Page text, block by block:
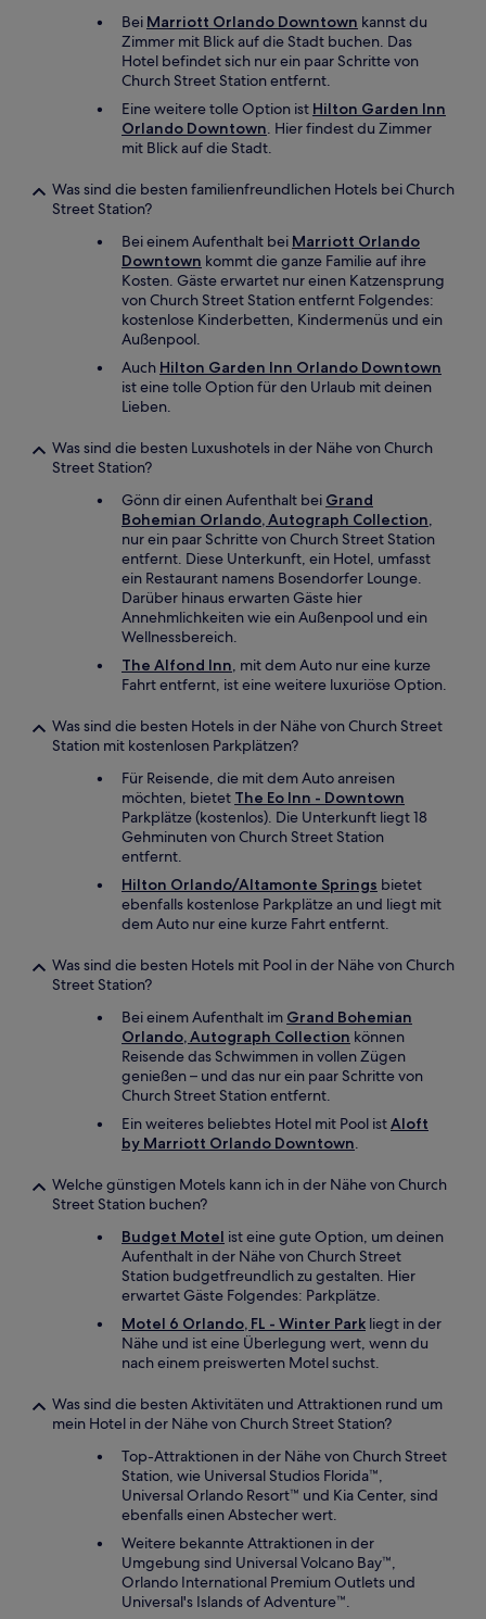
Bei Marriott Orlando Downtown kannst du
Zimmer mit Blick auf die Stadt buchen. Das
Hotel befindet sich nur ein paar Schritte von
Church Street Station entfernt.
Eine weitere tolle Option ist Hilton Garden Inn
Orlando Downtown. Hier findest du Zimmer
mit Blick auf die Stadt.
Was sind die besten familienfreundlichen Hotels bei Church
Street Station?
Bei einem Aufenthalt bei Marriott Orlando
Downtown kommt die ganze Familie auf ihre
Kosten. Gäste erwartet nur einen Katzensprung
von Church Street Station entfernt Folgendes:
kostenlose Kinderbetten, Kindermenüs und ein
Außenpool.
Auch Hilton Garden Inn Orlando Downtown
ist eine tolle Option für den Urlaub mit deinen
Lieben.
Was sind die besten Luxushotels in der Nähe von Church
Street Station?
Gönn dir einen Aufenthalt bei Grand
Bohemian Orlando, Autograph Collection,
nur ein paar Schritte von Church Street Station
entfernt. Diese Unterkunft, ein Hotel, umfasst
ein Restaurant namens Bosendorfer Lounge.
Darüber hinaus erwarten Gäste hier
Annehmlichkeiten wie ein Außenpool und ein
Wellnessbereich.
The Alfond Inn, mit dem Auto nur eine kurze
Fahrt entfernt, ist eine weitere luxuriöse Option.
Was sind die besten Hotels in der Nähe von Church Street
Station mit kostenlosen Parkplätzen?
Für Reisende, die mit dem Auto anreisen
möchten, bietet The Eo Inn - Downtown
Parkplätze (kostenlos). Die Unterkunft liegt 18
Gehminuten von Church Street Station
entfernt.
Hilton Orlando/Altamonte Springs bietet
ebenfalls kostenlose Parkplätze an und liegt mit
dem Auto nur eine kurze Fahrt entfernt.
Was sind die besten Hotels mit Pool in der Nähe von Church
Street Station?
Bei einem Aufenthalt im Grand Bohemian
Orlando, Autograph Collection können
Reisende das Schwimmen in vollen Zügen
genießen – und das nur ein paar Schritte von
Church Street Station entfernt.
Ein weiteres beliebtes Hotel mit Pool istAloft
by Marriott Orlando Downtown.
Welche günstigen Motels kann ich in der Nähe von Church
Street Station buchen?
Budget Motel ist eine gute Option, um deinen
Aufenthalt in der Nähe von Church Street
Station budgetfreundlich zu gestalten. Hier
erwartet Gäste Folgendes: Parkplätze.
Motel 6 Orlando, FL - Winter Park liegt in der
Nähe und ist eine Überlegung wert, wenn du
nach einem preiswerten Motel suchst.
Was sind die besten Aktivitäten und Attraktionen rund um
mein Hotel in der Nähe von Church Street Station?
Top-Attraktionen in der Nähe von Church Street
Station, wie Universal Studios Florida™,
Universal Orlando Resort™ und Kia Center, sind
ebenfalls einen Abstecher wert.
Weitere bekannte Attraktionen in der
Umgebung sind Universal Volcano Bay™,
Orlando International Premium Outlets und
Universal's Islands of Adventure™.